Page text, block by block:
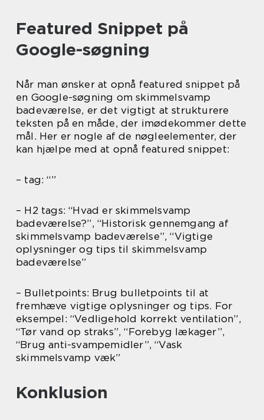
Featured Snippet på
Google-søgning
Når man ønsker at opnå featured snippet på
en Google-søgning om skimmelsvamp
badeværelse, er det vigtigt at strukturere
teksten på en måde, der imødekommer dette
mål. Her er nogle af de nøgleelementer, der
kan hjælpe med at opnå featured snippet:
– tag: “”
– H2 tags: “Hvad er skimmelsvamp
badeværelse?”, “Historisk gennemgang af
skimmelsvamp badeværelse”, “Vigtige
oplysninger og tips til skimmelsvamp
badeværelse”
– Bulletpoints: Brug bulletpoints til at
fremhæve vigtige oplysninger og tips. For
eksempel: “Vedligehold korrekt ventilation”,
“Tør vand op straks”, “Forebyg lækager”,
“Brug anti-svampemidler”, “Vask
skimmelsvamp væk”
Konklusion